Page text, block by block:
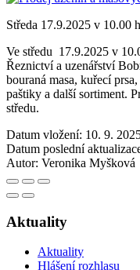
Středa 17.9.2025 v 10.00
Ve středu 17.9.2025 v
Řeznictví a uzenářství
bouraná masa, kuřecí
paštiky a další sortiment.
středu.
Datum vložení: 10. 9.
Datum poslední
Autor: Veronika Myšková
Aktuality
Aktuality
Hlášení rozhlasu